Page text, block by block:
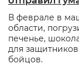
В феврале в
области,
печенье,
для
бойцов.